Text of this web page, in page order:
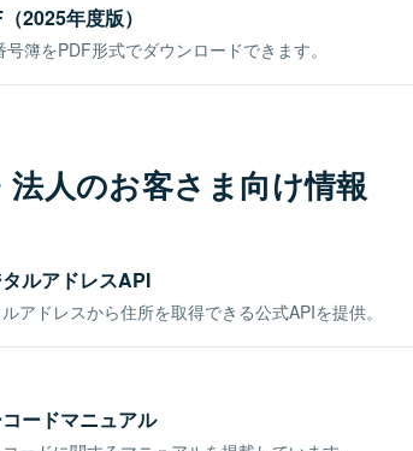
2025年度版）
簿をPDF形式でダウンロードできます。
法人のお客さま向け情報
ルアドレスAPI
アドレスから住所を取得できる公式APIを提供。
ードマニュアル